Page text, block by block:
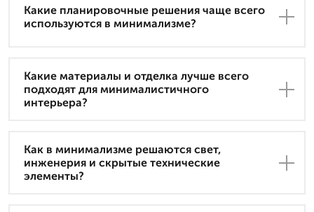
Какие планировочные решения чаще всего
используются в минимализме?
Какие материалы и отделка лучше всего
подходят для минималистичного
интерьера?
Как в минимализме решаются свет,
инженерия и скрытые технические
элементы?